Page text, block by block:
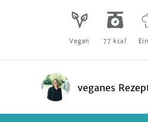
Vegan 77 kcal
veganes